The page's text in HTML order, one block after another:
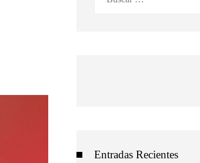
Entradas Recientes